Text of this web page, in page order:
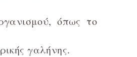
όπως το
γαλήνης.